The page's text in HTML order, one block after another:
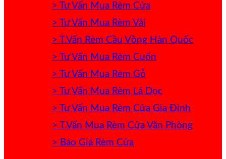
> Tư Vấn Mua Rèm Cửa
> Tư Vấn Mua Rèm Vải
> T.Vấn Rèm Cầu Vồng Hàn Quốc
> Tư Vấn Mua Rèm Cuốn
> Tư Vấn Mua Rèm Gỗ
> Tư Vấn Mua Rèm Lá Dọc
> Tư Vấn Mua Rèm Cửa Gia Đình
> T.Vấn Mua Rèm Cửa Văn Phòng
> Báo Giá Rèm Cửa